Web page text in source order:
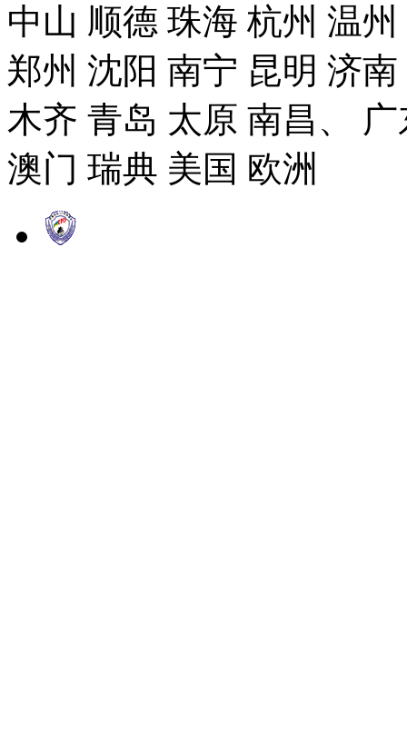
中山 顺德 珠海 杭州 温
郑州 沈阳 南宁 昆明 济
木齐 青岛 太原 南昌、
澳门 瑞典 美国 欧洲